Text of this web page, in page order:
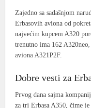
Zajedno sa sadašnjom
Erbasovih aviona od
najvećim kupcem A320
trenutno ima 162
aviona A321P2F.
Dobre vesti za
Prvog dana sajma
za tri Erbasa A350, čime